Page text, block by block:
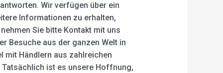
Wir verfügen über ein
Informationen zu erhalten,
Sie bitte Kontakt mit uns
Besuche aus der ganzen Welt in
mit Händlern aus zahlreichen
ist es unsere Hoffnung,